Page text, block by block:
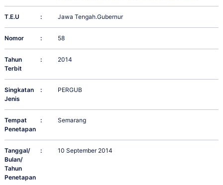
T.E.U : Jawa Tengah.Gubernur
Nomor : 58
Tahun
Terbit
: 2014
Singkatan
Jenis
: PERGUB
Tempat
Penetapan
: Semarang
Tanggal/
Bulan/
Tahun
Penetapan
: 10 September 2014